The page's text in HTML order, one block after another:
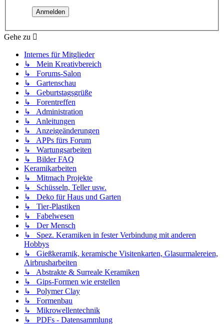
Gehe zu
Internes für Mitglieder
↳ Mein Kreativbereich
↳ Forums-Salon
↳ Gartenschau
↳ Geburtstagsgrüße
↳ Forentreffen
↳ Administration
↳ Anleitungen
↳ Anzeigeänderungen
↳ APPs fürs Forum
↳ Wartungsarbeiten
↳ Bilder FAQ
Keramikarbeiten
↳ Mitmach Projekte
↳ Schüsseln, Teller usw.
↳ Deko für Haus und Garten
↳ Tier-Plastiken
↳ Fabelwesen
↳ Der Mensch
↳ Spez. Keramiken in fester Verbindung mit anderen
Hobbys
↳ Gießkeramik, keramische Visitenkarten, Glasurmalereien,
Airbrusharbeiten
↳ Abstrakte & Surreale Keramiken
↳ Gips-Formen wie erstellen
↳ Polymer Clay
↳ Formenbau
↳ Mikrowellentechnik
↳ PDFs - Datensammlung